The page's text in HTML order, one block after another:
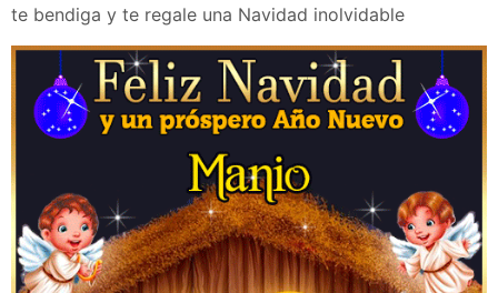
te bendiga y te regale una Navidad inolvidable